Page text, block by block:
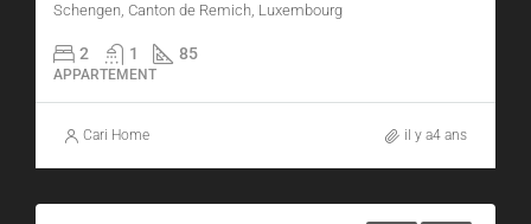
Schengen, Canton de Remich, Luxembourg
2 1 85
APPARTEMENT
Cari Home il y a4 ans